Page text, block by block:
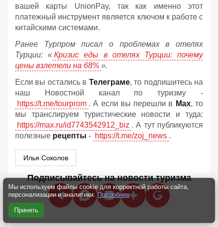
вашей карты UnionPay, так как именно этот
платежный инструмент является ключом к работе с
китайскими системами.
Ранее Турпром писал о проблемах в отелях
Турции: « Кризис еды в отелях Турции: почему
цены взлетели на 68% ».
Если вы остались в Телеграме, то подпишитесь на
наш Новостной канал по туризму -
https://t.me/tourprom . А если вы перешли в Мах, то
мы транслируем туристические новости и туда:
https://max.ru/id7743542912_biz . А тут публикуются
полезные рецепты - https://t.me/zoj_news .
Илья Соколов
Подписывайтесь на новости туризма
Мы используем файлы cookie для корректной работы сайта,
персонализации и аналитики. Подробнее
Принять